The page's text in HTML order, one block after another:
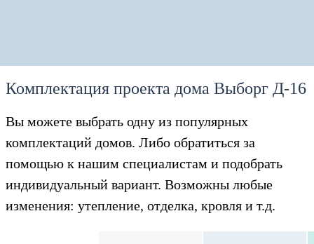
Комплектация проекта дома Выборг Д-16
Вы можете выбрать одну из популярных
комплектаций домов. Либо обратиться за
помощью к нашим специалистам и подобрать
индивидуальный вариант. Возможны любые
изменения: утепление, отделка, кровля и т.д.